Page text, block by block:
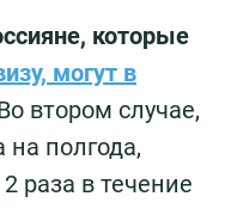
которые
могут в
втором случае,
на полгода,
раза в течение